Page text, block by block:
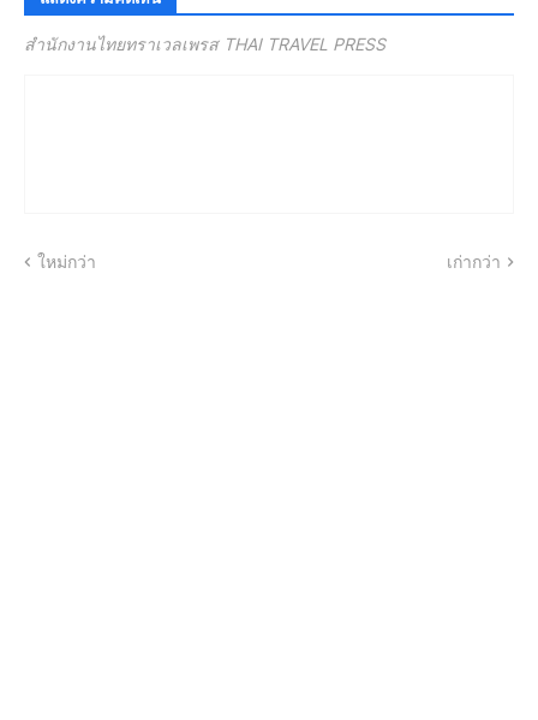
สำนักงานไทยทราเวลเพรส THAI TRAVEL PRESS
ใหม่กว่า เก่ากว่า